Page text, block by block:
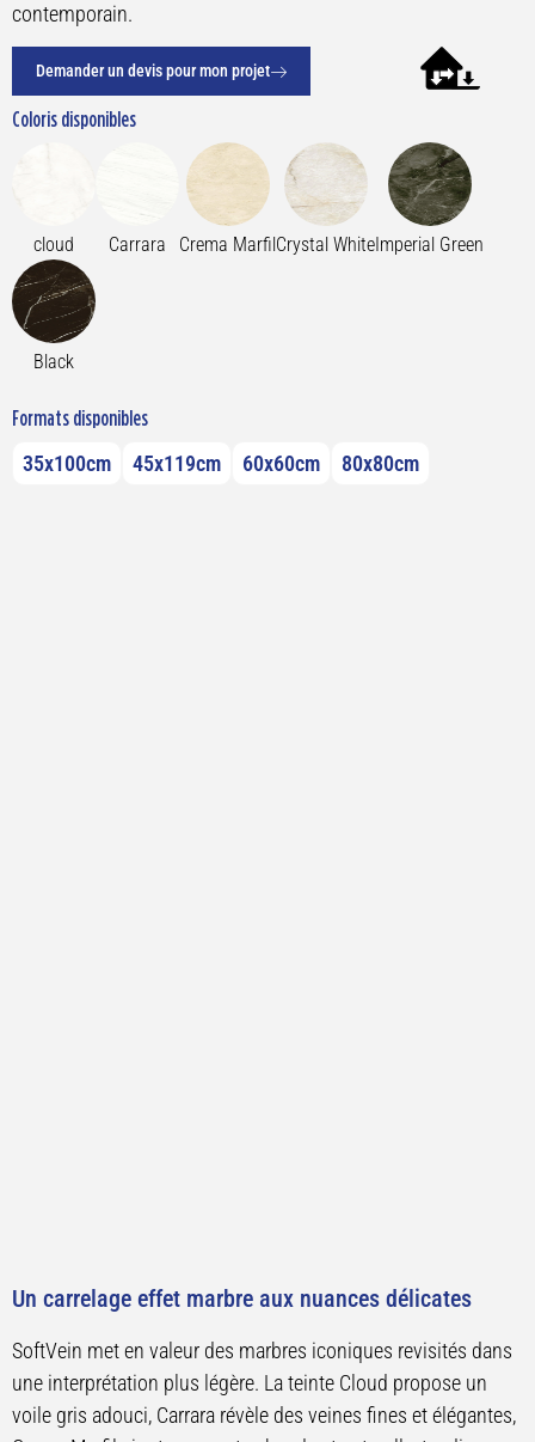
contemporain.
Demander un devis pour mon projet
Coloris disponibles
cloud Carrara Crema MarfilCrystal WhiteImperial Green
Black
Formats disponibles
35x100cm
45x119cm 60x60cm 80x80cm
Un carrelage effet marbre aux nuances délicates
SoftVein met en valeur des marbres iconiques revisités dans
une interprétation plus légère. La teinte Cloud propose un
voile gris adouci, Carrara révèle des veines fines et élégantes,